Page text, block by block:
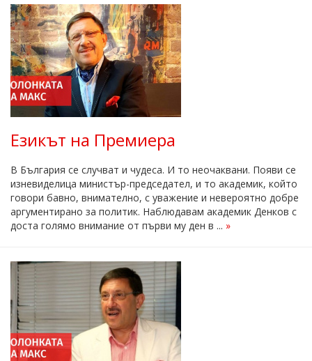
Езикът на Премиера
В България се случват и чудеса. И то неочаквани. Появи се
изневиделица министър-председател, и то академик, който
говори бавно, внимателно, с уважение и невероятно добре
аргументирано за политик. Наблюдавам академик Денков с
доста голямо внимание от първи му ден в ... »